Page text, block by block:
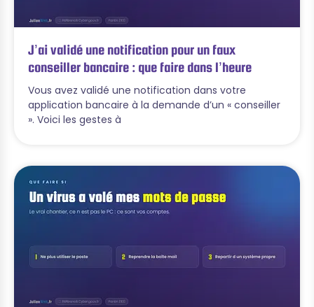
J’ai validé une notification pour un faux
conseiller bancaire : que faire dans l’heure
Vous avez validé une notification dans votre
application bancaire à la demande d’un « conseiller
». Voici les gestes à